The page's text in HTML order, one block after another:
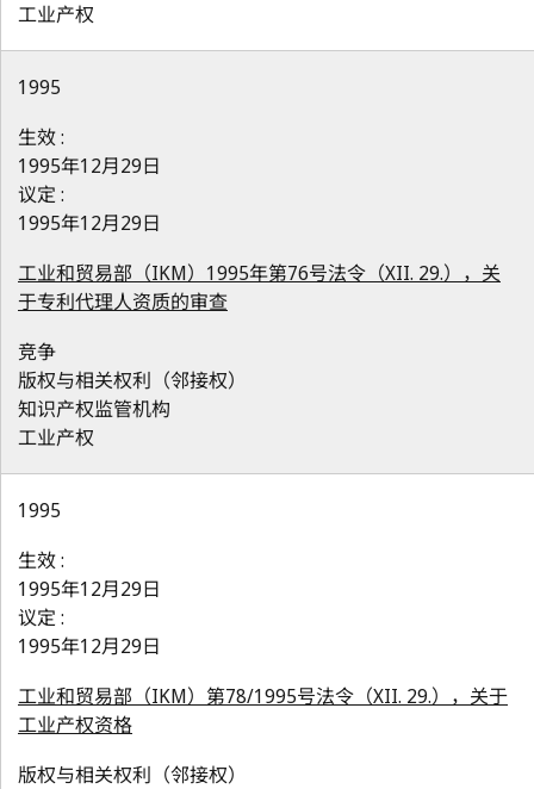
工业产权
1995
生效 :
1995年12月29日
议定 :
1995年12月29日
工业和贸易部（IKM）1995年第76号法令（XII. 29.），关
于专利代理人资质的审查
竞争
版权与相关权利（邻接权）
知识产权监管机构
工业产权
1995
生效 :
1995年12月29日
议定 :
1995年12月29日
工业和贸易部（IKM）第78/1995号法令（XII. 29.），关于
工业产权资格
版权与相关权利（邻接权）